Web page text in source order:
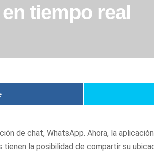
tiempo real
de chat, WhatsApp. Ahora, la
tienen la posibilidad de compartir su